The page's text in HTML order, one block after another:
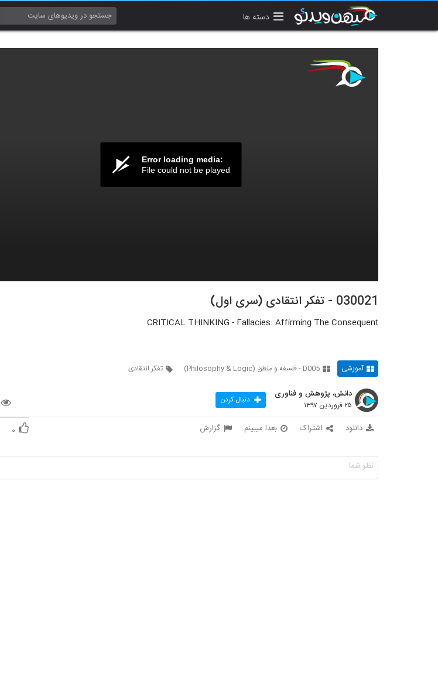
دسته ها
Error loading media:
File could not be played
030021 - تفکر انتقادی (سری اول)
CRITICAL THINKING - Fallacies: Affirming The Consequent
آموزشی D005 - فلسفه و منطق (Philosophy & Logic) تفکر انتقادی
۵۹۴
دانش، پژوهش و فناوری
۲۵ فروردین ۱۳۹۷ دنبال کردن
دانلود اشتراک بعدا میبینم گزارش ۰